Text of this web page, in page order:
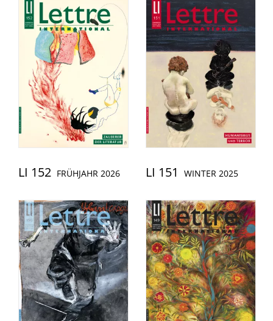
LI 152 FRÜHJAHR 2026 LI 151 WINTER 2025